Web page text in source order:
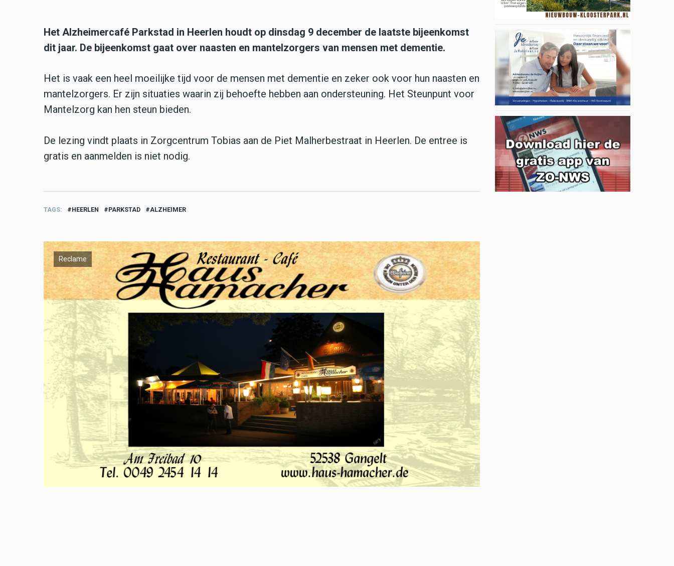
Het Alzheimercafé Parkstad in Heerlen houdt op dinsdag 9 december de laatste bijeenkomst
dit jaar. De bijeenkomst gaat over naasten en mantelzorgers van mensen met dementie.
Het is vaak een heel moeilijke tijd voor de mensen met dementie en zeker ook voor hun naasten en
mantelzorgers. Er zijn situaties waarin zij behoefte hebben aan ondersteuning. Het Steunpunt voor
Mantelzorg kan hen steun bieden.
De lezing vindt plaats in Zorgcentrum Tobias aan de Piet Malherbestraat in Heerlen. De entree is
gratis en aanmelden is niet nodig.
TAGS HEERLEN PARKSTAD ALZHEIMER
Reclame